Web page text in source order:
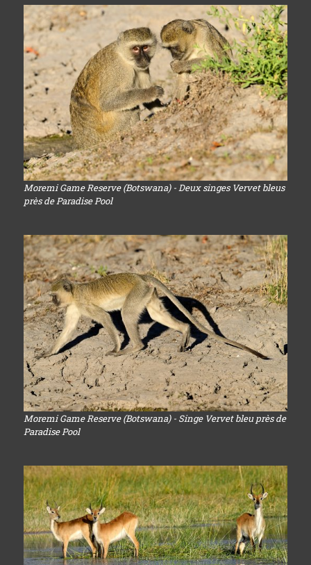
Moremi Game Reserve (Botswana) - Deux singes Vervet bleus
près de Paradise Pool
Moremi Game Reserve (Botswana) - Singe Vervet bleu près de
Paradise Pool